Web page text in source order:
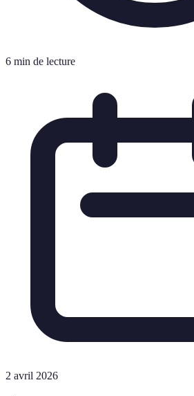
6 min de lecture
2 avril 2026